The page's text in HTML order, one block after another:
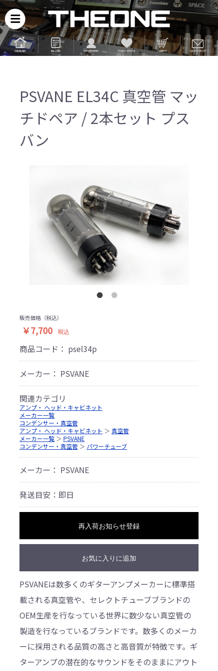
PSVANE EL34C 真空管 マッ
チドペア / 2本セット プス
バン
販売価格（税込）
￥7,700 税込
商品コード： psel34p
メーカー： PSVANE
関連カテゴリ
アンプ・ ヘッド・キャビネット
メーカー一覧
コンデンサー・真空管
アンプ・ ヘッド・キャビネット ＞ 真空管
メーカー一覧 ＞ PSVANE
コンデンサー・真空管 ＞ パワーチューブ
メーカー： PSVANE
発送目安：即日
再入荷お知らせ登録
お気に入りに追加
PSVANEは数多くのギターアンプメーカーに標準搭
載される真空管や、セレクトチューブブランドの
OEM生産を行なっている世界に数少ない真空管の
製造を行なっているブランドです。数多くのメーカ
ーに採用される品質の高さと高音質が特徴です。ギ
ターアンプの潜在的なサウンドをそのままにアウト